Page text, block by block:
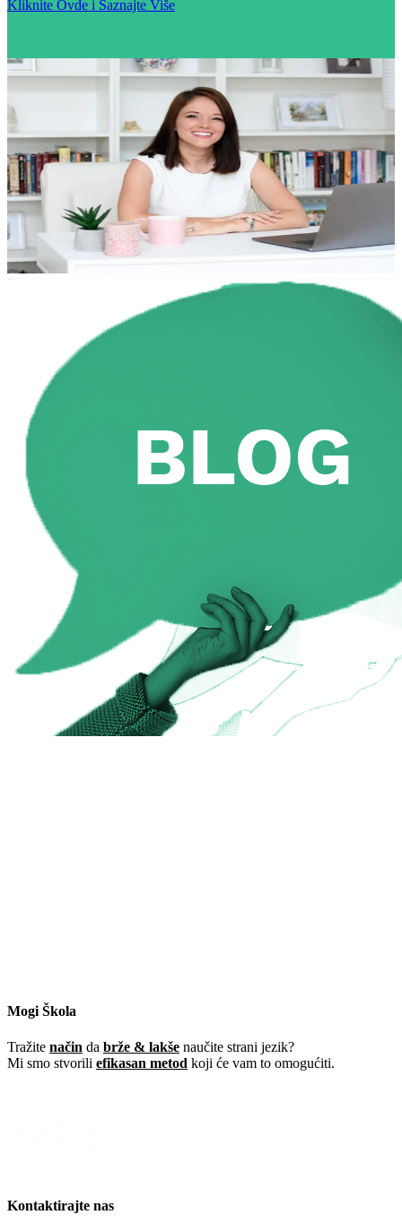
Kliknite Ovde i Saznajte Više
Mogi Škola
Tražite način da brže & lakše naučite strani jezik?
Mi smo stvorili efikasan metod koji će vam to omogućiti.
Kontaktirajte nas